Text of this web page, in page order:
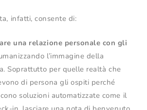
infatti, consente di:
una relazione personale con gli
l’immagine della
Soprattutto per quelle realtà che
di persona gli ospiti perché
soluzioni automatizzate come il